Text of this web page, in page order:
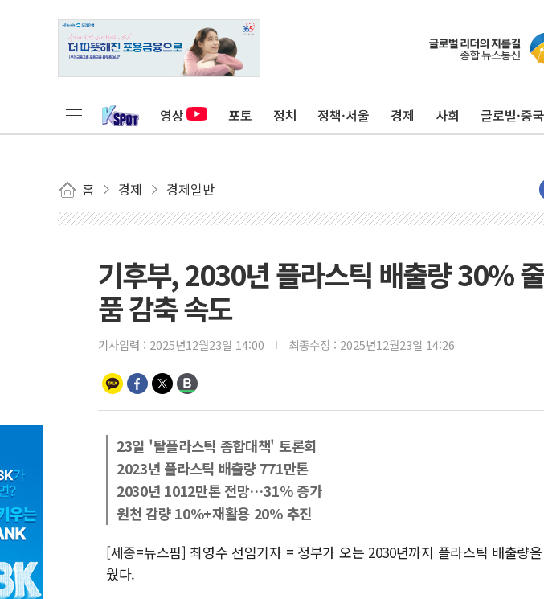
영상 포토 정치 정책·서울 경제 사회 글로벌·중국
홈 경제 경제일반
기후부, 2030년 플라스틱 배출량 30%
품 감축 속도
기사입력 : 2025년12월23일 14:00 최종수정 : 2025년12월23일 14:26
23일 '탈플라스틱 종합대책' 토론회
2023년 플라스틱 배출량 771만톤
2030년 1012만톤 전망…31% 증가
원천 감량 10%+재활용 20% 추진
[세종=뉴스핌] 최영수 선임기자 = 정부가 오는 2030년까지 플라스틱 배출량
웠다.